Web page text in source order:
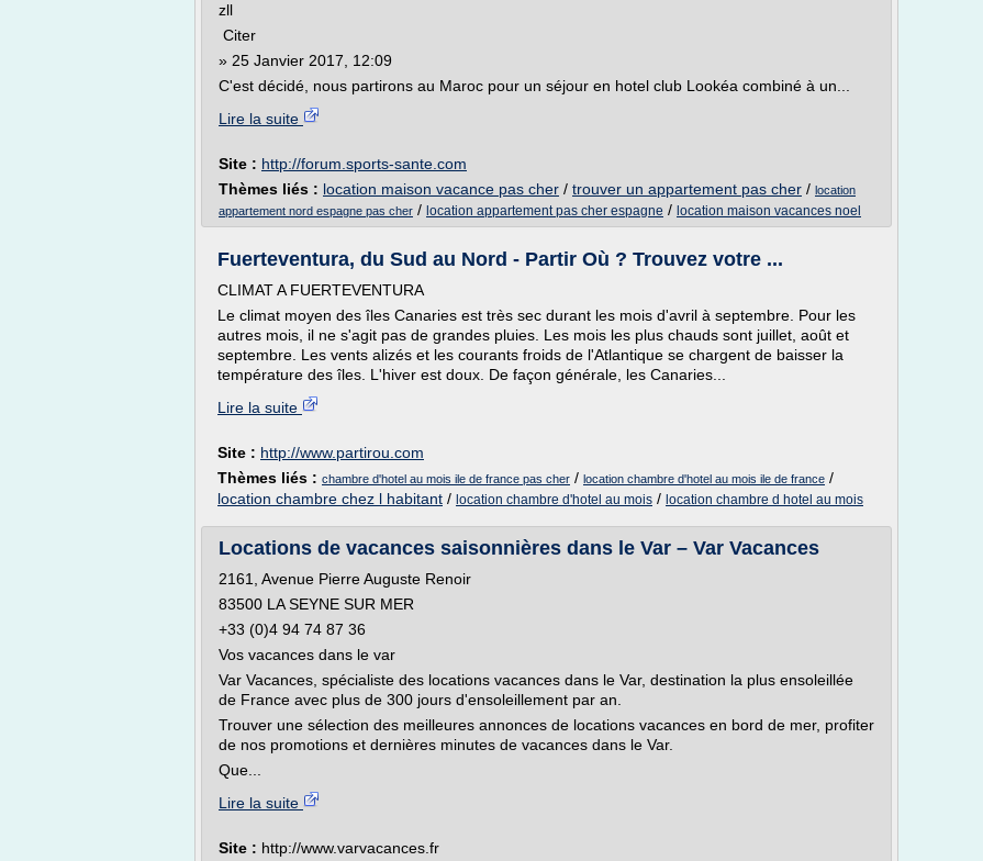
zll
Citer
» 25 Janvier 2017, 12:09
C'est décidé, nous partirons au Maroc pour un séjour en hotel club Lookéa combiné à un...
Lire la suite
Site : http://forum.sports-sante.com
Thèmes liés : location maison vacance pas cher / trouver un appartement pas cher / location
appartement nord espagne pas cher / location appartement pas cher espagne / location maison vacances noel
Fuerteventura, du Sud au Nord - Partir Où ? Trouvez votre ...
CLIMAT A FUERTEVENTURA
Le climat moyen des îles Canaries est très sec durant les mois d'avril à septembre. Pour les
autres mois, il ne s'agit pas de grandes pluies. Les mois les plus chauds sont juillet, août et
septembre. Les vents alizés et les courants froids de l'Atlantique se chargent de baisser la
température des îles. L'hiver est doux. De façon générale, les Canaries...
Lire la suite
Site : http://www.partirou.com
Thèmes liés : chambre d'hotel au mois ile de france pas cher / location chambre d'hotel au mois ile de france /
location chambre chez l habitant / location chambre d'hotel au mois / location chambre d hotel au mois
Locations de vacances saisonnières dans le Var – Var Vacances
2161, Avenue Pierre Auguste Renoir
83500 LA SEYNE SUR MER
+33 (0)4 94 74 87 36
Vos vacances dans le var
Var Vacances, spécialiste des locations vacances dans le Var, destination la plus ensoleillée
de France avec plus de 300 jours d'ensoleillement par an.
Trouver une sélection des meilleures annonces de locations vacances en bord de mer, profiter
de nos promotions et dernières minutes de vacances dans le Var.
Que...
Lire la suite
Site : http://www.varvacances.fr